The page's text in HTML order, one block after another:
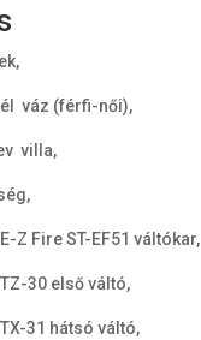
váz (férfi-női),
villa,
Z Fire ST-EF51 váltókar,
30 első váltó,
31 hátsó váltó,